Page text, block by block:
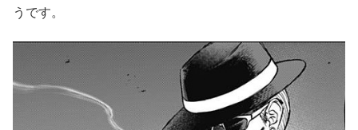
うです。